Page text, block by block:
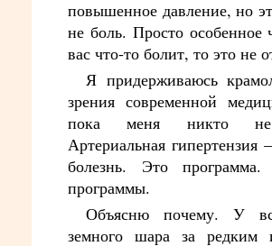
повышенное давление, но
не боль. Просто особенное
вас что-то болит, то это не
Я придерживаюсь
зрения современной
пока меня никто не
Артериальная гипертензия
болезнь. Это программа.
программы.
Объясню почему. У
земного шара за редким